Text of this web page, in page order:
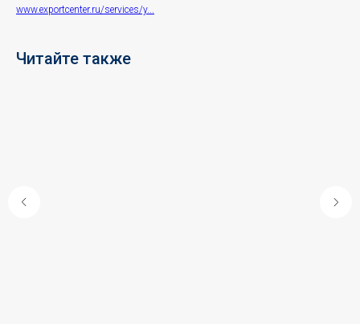
www.exportcenter.ru/services/y...
Читайте также